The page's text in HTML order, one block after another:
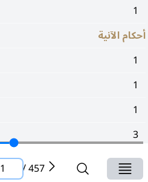
1
أحكام الآنية
1
1
1
3
5
457
/
1